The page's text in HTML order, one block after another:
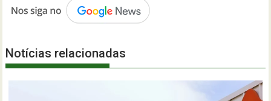
Notícias relacionadas